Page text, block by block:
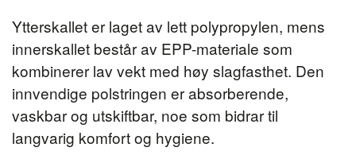
Ytterskallet er laget av lett polypropylen, mens
innerskallet består av EPP-materiale som
kombinerer lav vekt med høy slagfasthet. Den
innvendige polstringen er absorberende,
vaskbar og utskiftbar, noe som bidrar til
langvarig komfort og hygiene.